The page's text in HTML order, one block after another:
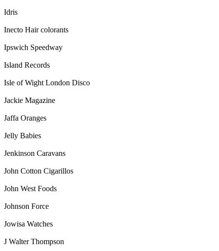
Idris
Inecto Hair colorants
Ipswich Speedway
Island Records
Isle of Wight London Disco
Jackie Magazine
Jaffa Oranges
Jelly Babies
Jenkinson Caravans
John Cotton Cigarillos
John West Foods
Johnson Force
Jowisa Watches
J Walter Thompson